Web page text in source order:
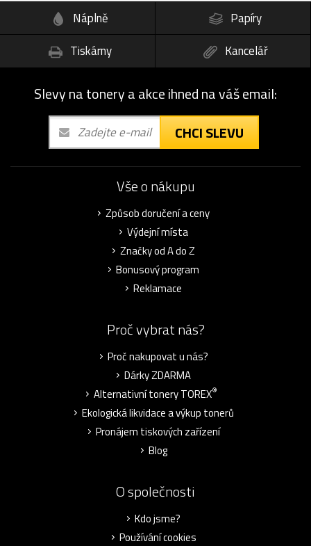
Náplně
Papíry
Tiskárny
Kancelář
Slevy na tonery a akce ihned na váš email:
CHCI SLEVU
Vše o nákupu
Způsob doručení a ceny
Výdejní místa
Značky od A do Z
Bonusový program
Reklamace
Proč vybrat nás?
Proč nakupovat u nás?
Dárky ZDARMA
Alternativní tonery TOREX®
Ekologická likvidace a výkup tonerů
Pronájem tiskových zařízení
Blog
O společnosti
Kdo jsme?
Používání cookies